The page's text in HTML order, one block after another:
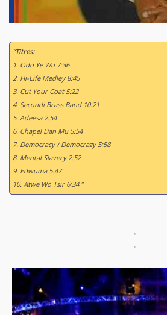
“Titres:
1. Odo Ye Wu 7:36
2. Hi-Life Medley 8:45
3. Cut Your Coat 5:22
4. Secondi Brass Band 10:21
5. Adeesa 2:54
6. Chapel Dan Mu 5:54
7. Democracy / Democrazy 5:58
8. Mental Slavery 2:52
9. Edwuma 5:47
10. Atwe Wo Tsir 6:34 ”
"
"